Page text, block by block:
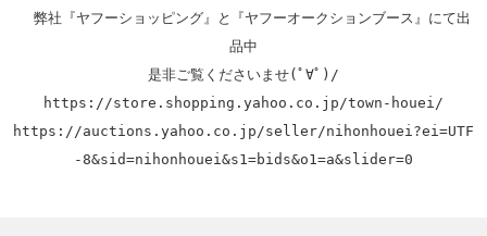
品中
https://store.shopping.yahoo.co.jp/town-houei/
https://auctions.yahoo.co.jp/seller/nihonhouei?ei=UTF
-8&sid=nihonhouei&s1=bids&o1=a&slider=0